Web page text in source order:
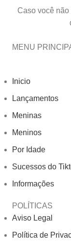
Caso você
MENU
Inicio
Lançamentos
Meninas
Meninos
Por Idade
Sucessos do
Informações
POLÍTICAS
Aviso Legal
Política de